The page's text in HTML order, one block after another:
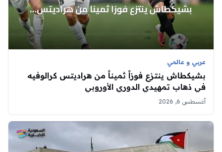
عربي و عالمي
بشيكطاش ينتزع فوزاً ثميناً من هراديتس كرالوفيه
في ذهاب تمهيدي الدوري الأوروبي
أغسطس 6, 2026